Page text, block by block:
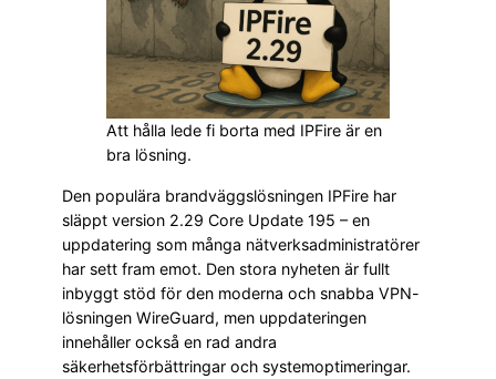
Att hålla lede fi borta med IPFire är en
bra lösning.
Den populära brandväggslösningen IPFire har
släppt version 2.29 Core Update 195 – en
uppdatering som många nätverksadministratörer
har sett fram emot. Den stora nyheten är fullt
inbyggt stöd för den moderna och snabba VPN-
lösningen WireGuard, men uppdateringen
innehåller också en rad andra
säkerhetsförbättringar och systemoptimeringar.